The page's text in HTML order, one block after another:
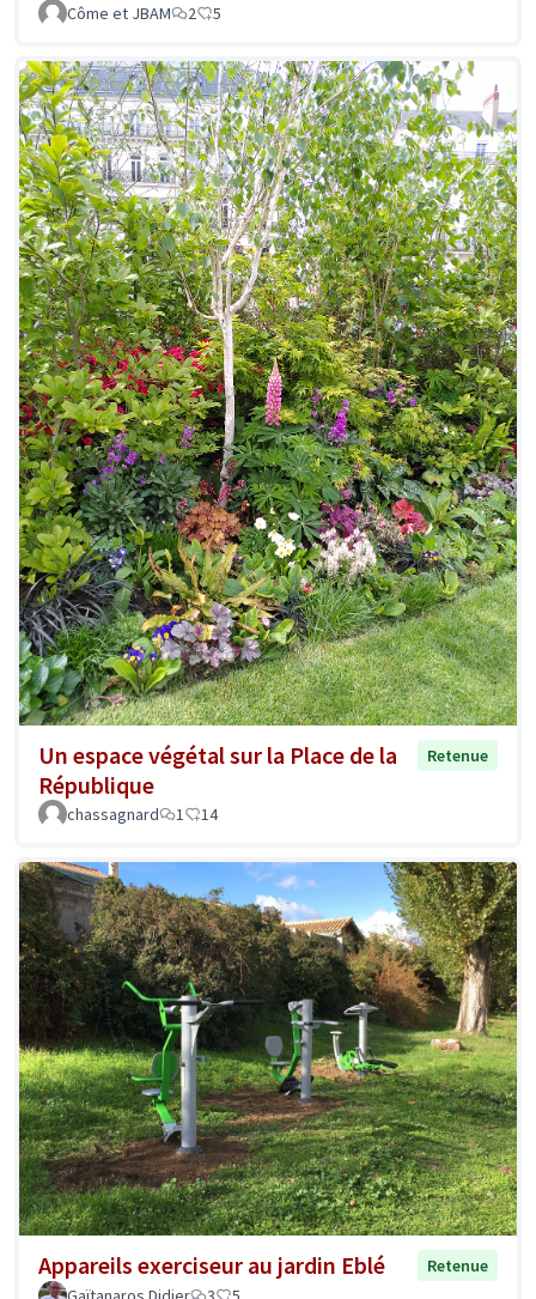
Côme et JBAM 2 5
Un espace végétal sur la Place de la
République
Retenue
chassagnard 1 14
Appareils exerciseur au jardin Eblé
Retenue